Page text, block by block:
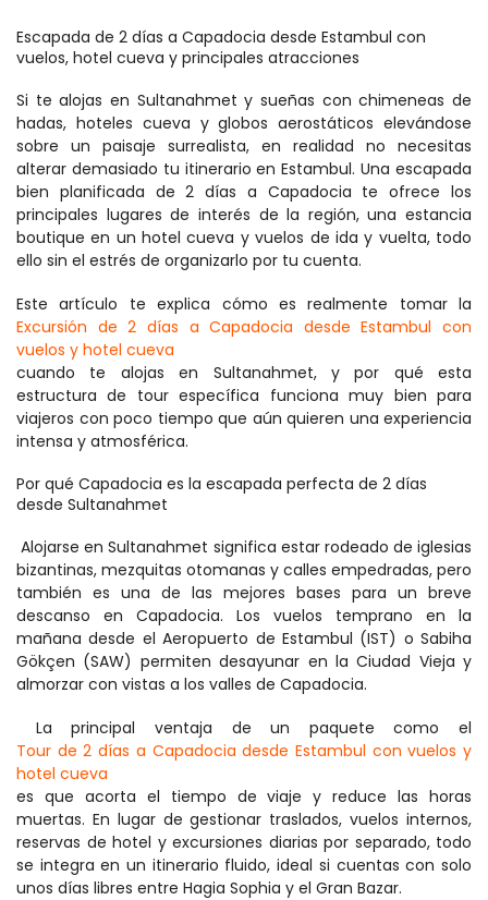
Escapada de 2 días a Capadocia desde Estambul con
vuelos, hotel cueva y principales atracciones
Si te alojas en Sultanahmet y sueñas con chimeneas de
hadas, hoteles cueva y globos aerostáticos elevándose
sobre un paisaje surrealista, en realidad no necesitas
alterar demasiado tu itinerario en Estambul. Una escapada
bien planificada de 2 días a Capadocia te ofrece los
principales lugares de interés de la región, una estancia
boutique en un hotel cueva y vuelos de ida y vuelta, todo
ello sin el estrés de organizarlo por tu cuenta.
Este artículo te explica cómo es realmente tomar la
Excursión de 2 días a Capadocia desde Estambul con
vuelos y hotel cueva
cuando te alojas en Sultanahmet, y por qué esta
estructura de tour específica funciona muy bien para
viajeros con poco tiempo que aún quieren una experiencia
intensa y atmosférica.
Por qué Capadocia es la escapada perfecta de 2 días
desde Sultanahmet
Alojarse en Sultanahmet significa estar rodeado de iglesias
bizantinas, mezquitas otomanas y calles empedradas, pero
también es una de las mejores bases para un breve
descanso en Capadocia. Los vuelos temprano en la
mañana desde el Aeropuerto de Estambul (IST) o Sabiha
Gökçen (SAW) permiten desayunar en la Ciudad Vieja y
almorzar con vistas a los valles de Capadocia.
La principal ventaja de un paquete como el
Tour de 2 días a Capadocia desde Estambul con vuelos y
hotel cueva
es que acorta el tiempo de viaje y reduce las horas
muertas. En lugar de gestionar traslados, vuelos internos,
reservas de hotel y excursiones diarias por separado, todo
se integra en un itinerario fluido, ideal si cuentas con solo
unos días libres entre Hagia Sophia y el Gran Bazar.